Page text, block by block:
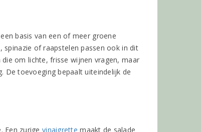
basis van een of meer groene
spinazie of raapstelen passen ook in dit
om lichte, frisse wijnen vragen, maar
De toevoeging bepaalt uiteindelijk de
Een zurigevinaigrette maakt de salade